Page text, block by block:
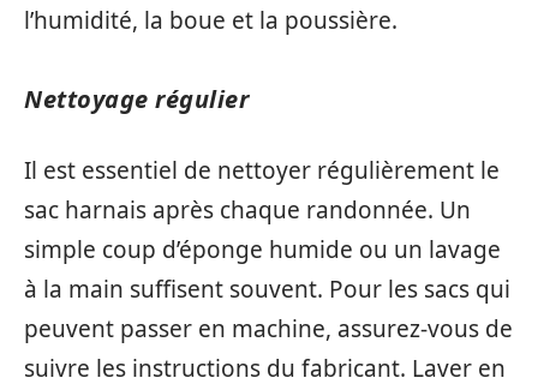
l’humidité, la boue et la poussière.
Nettoyage régulier
Il est essentiel de nettoyer régulièrement le
sac harnais après chaque randonnée. Un
simple coup d’éponge humide ou un lavage
à la main suffisent souvent. Pour les sacs qui
peuvent passer en machine, assurez-vous de
suivre les instructions du fabricant. Laver en